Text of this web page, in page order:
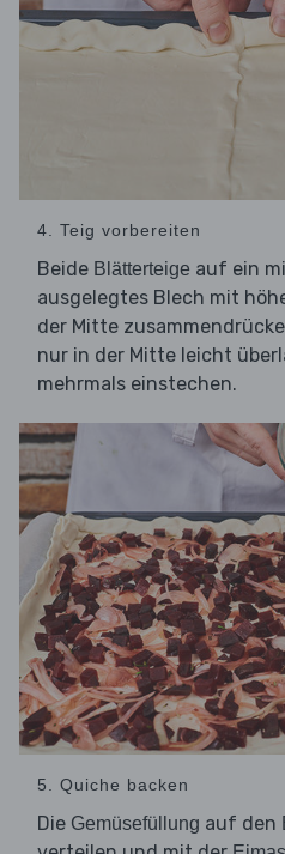
4. Teig vorbereiten
Beide Blätterteige auf ein
ausgelegtes Blech mit
der Mitte
nur in der Mitte leicht
mehrmals einstechen.
5. Quiche backen
Die Gemüsefüllung auf den